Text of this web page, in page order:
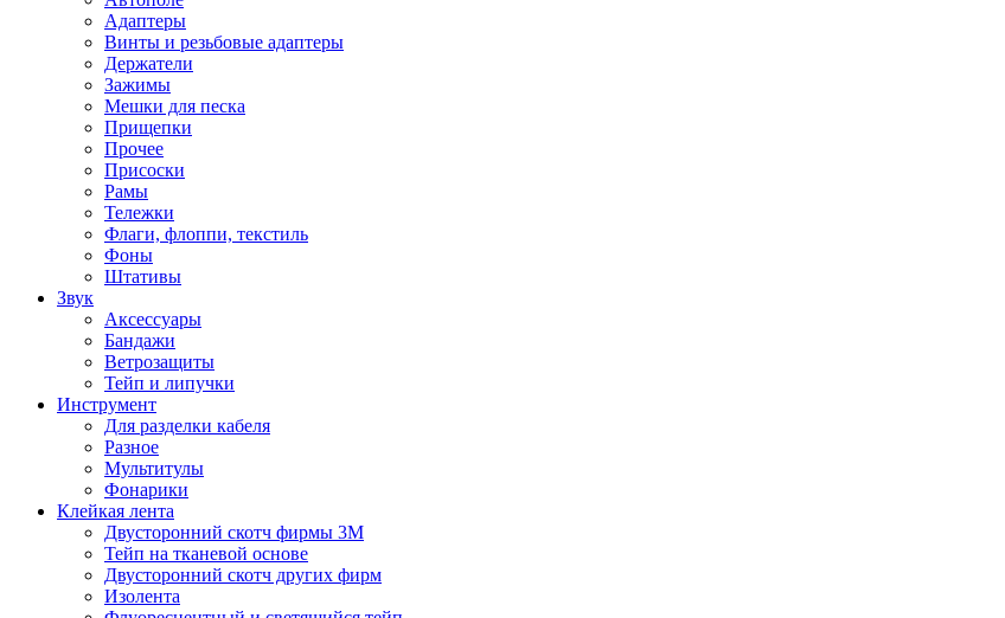
Адаптеры
Винты и резьбовые адаптеры
Держатели
Зажимы
Мешки для песка
Прищепки
Прочее
Присоски
Рамы
Тележки
Флаги, флоппи, текстиль
Фоны
Штативы
Звук
Аксессуары
Бандажи
Ветрозащиты
Тейп и липучки
Инструмент
Для разделки кабеля
Разное
Мультитулы
Фонарики
Клейкая лента
Двусторонний скотч фирмы 3M
Тейп на тканевой основе
Двусторонний скотч других фирм
Изолента